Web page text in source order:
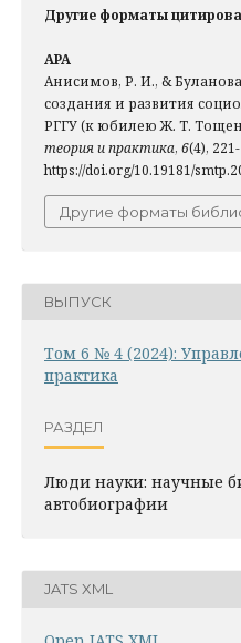
Другие форматы
APA
Анисимов, Р. И., &
создания и развития
РГГУ (к юбилею Ж. Т.
теория и практика, 6(4),
https://doi.org/10.19181/
Другие форматы
ВЫПУСК
Том 6 № 4 (2024):
практика
РАЗДЕЛ
Люди науки: научные
автобиографии
JATS XML